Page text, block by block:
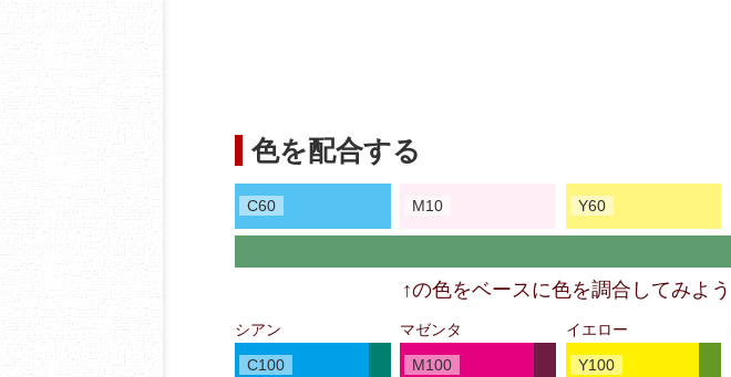
色を配合する
C60 M10 Y60
↑の色をベースに色を調合してみよう
シアン
C100
マゼンタ
M100
イエロー
Y100